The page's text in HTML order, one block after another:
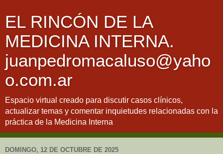
EL RINCÓN DE LA
MEDICINA INTERNA.
juanpedromacaluso@yaho
o.com.ar
Espacio virtual creado para discutir casos clínicos,
actualizar temas y comentar inquietudes relacionadas con la
práctica de la Medicina Interna
DOMINGO, 12 DE OCTUBRE DE 2025